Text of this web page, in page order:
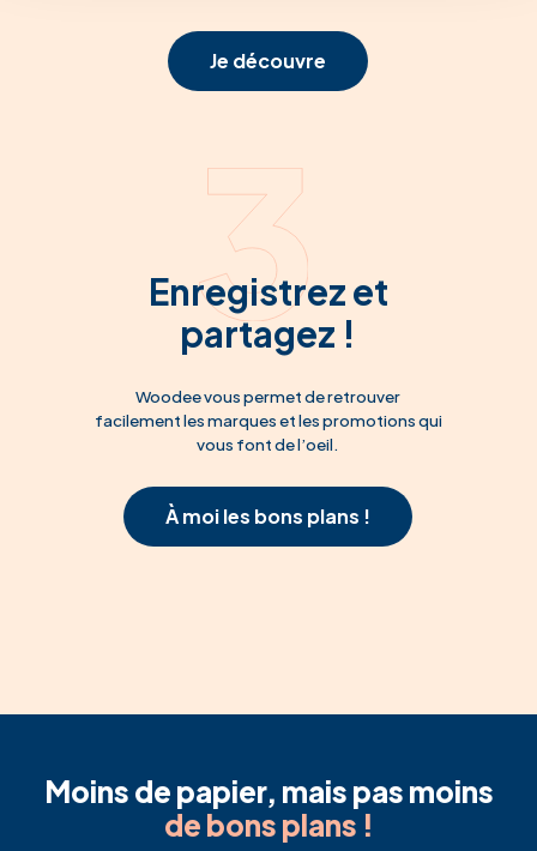
Je découvre
Enregistrez et
partagez !
Woodee vous permet de retrouver
facilement les marques et les promotions qui
vous font de l’oeil.
À moi les bons plans !
Moins de papier, mais pas moins
de bons plans !